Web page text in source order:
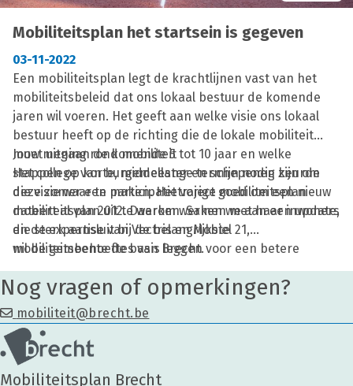
Mobiliteitsplan het startsein is gegeven
03-11-2022
Een mobiliteitsplan legt de krachtlijnen vast van het
mobiliteitsbeleid dat ons lokaal bestuur de komende
jaren wil voeren. Het geeft aan welke visie ons lokaal
bestuur heeft op de richting die de lokale mobiliteit
moet uitgaan de komende 5 tot 10 jaar en welke
stappen op korte, middellange termijn nodig zijn om
die visie waar te maken. Het vorige mobiliteitsplan
dateert al van 2012. Daarom werken we aan een update,
die sterk aansluit bij de belangrijkste
mobiliteitsbehoeftes van Brecht.
Jouw mening rond mobiliteit
Het college van burgemeester en schepenen keurde
deze zomer een participatietraject goed om een nieuw
mobiliteitsplan uit te werken. Samen met haar inwoners
en de expertise van Vectris en Mobiel 21,
wil de gemeente de basis leggen voor een betere
verkeersleefbaarheid, meer actieve mobiliteit en
manieren zoeken om het gebruik van de auto te
doorbreken.
Nog vragen of opmerkingen?
mobiliteit@brecht.be
Mobiliteitsplan Brecht